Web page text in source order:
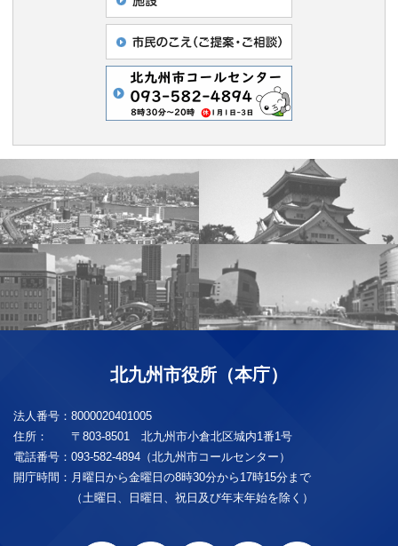
北九州市役所（本庁）
法人番号： 8000020401005
住所：
〒803-8501 北九州市小倉北区城内1番1号
電話番号： 093-582-4894（北九州市コールセンター）
開庁時間： 月曜日から金曜日の8時30分から17時15分まで
（土曜日、日曜日、祝日及び年末年始を除く）